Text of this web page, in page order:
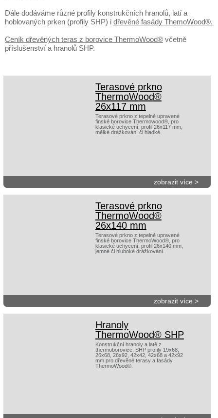
Dále dodáváme různé profily konstrukčních hranolů, latí a
hoblovaných prken (profily SHP) i dřevěné fasády ThemoWood®.
Ceník dřevěných teras z borovice ThermoWood® včetně
příslušenství a hranolů SHP.
Terasové prkno
ThermoWood®
26x117 mm
Terasové prkno z tepelně upravené
finské borovice Thermowood®, pro
klasické uchycení, profil 26x117 mm,
mělké drážkování či hladké.
zobrazit více >
Terasové prkno
ThermoWood®
26x140 mm
Terasové prkno z tepelně upravené
finské borovice ThermoWood®, pro
klasické uchycení, profil 26x140 mm,
jemné či hluboké drážkování.
zobrazit více >
Hranoly
ThermoWood® SHP
Konstrukční hranoly a latě z
thermoborovice, SHP profily 19x68,
26x68, 26x92, 42x42, 42x68 a 42x92
mm pro dřevěné terasy a fasády
ThermoWood®.